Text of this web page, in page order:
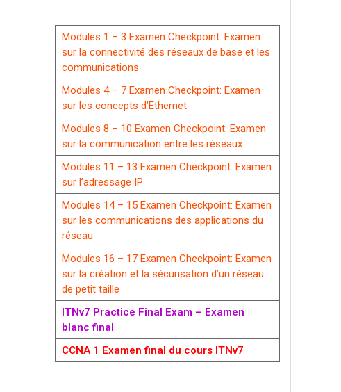
Modules 1 – 3 Examen Checkpoint: Examen
sur la connectivité des réseaux de base et les
communications
Modules 4 – 7 Examen Checkpoint: Examen
sur les concepts d’Ethernet
Modules 8 – 10 Examen Checkpoint: Examen
sur la communication entre les réseaux
Modules 11 – 13 Examen Checkpoint: Examen
sur l’adressage IP
Modules 14 – 15 Examen Checkpoint: Examen
sur les communications des applications du
réseau
Modules 16 – 17 Examen Checkpoint: Examen
sur la création et la sécurisation d’un réseau
de petit taille
ITNv7 Practice Final Exam – Examen
blanc final
CCNA 1 Examen final du cours ITNv7